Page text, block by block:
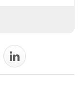
op YouTube